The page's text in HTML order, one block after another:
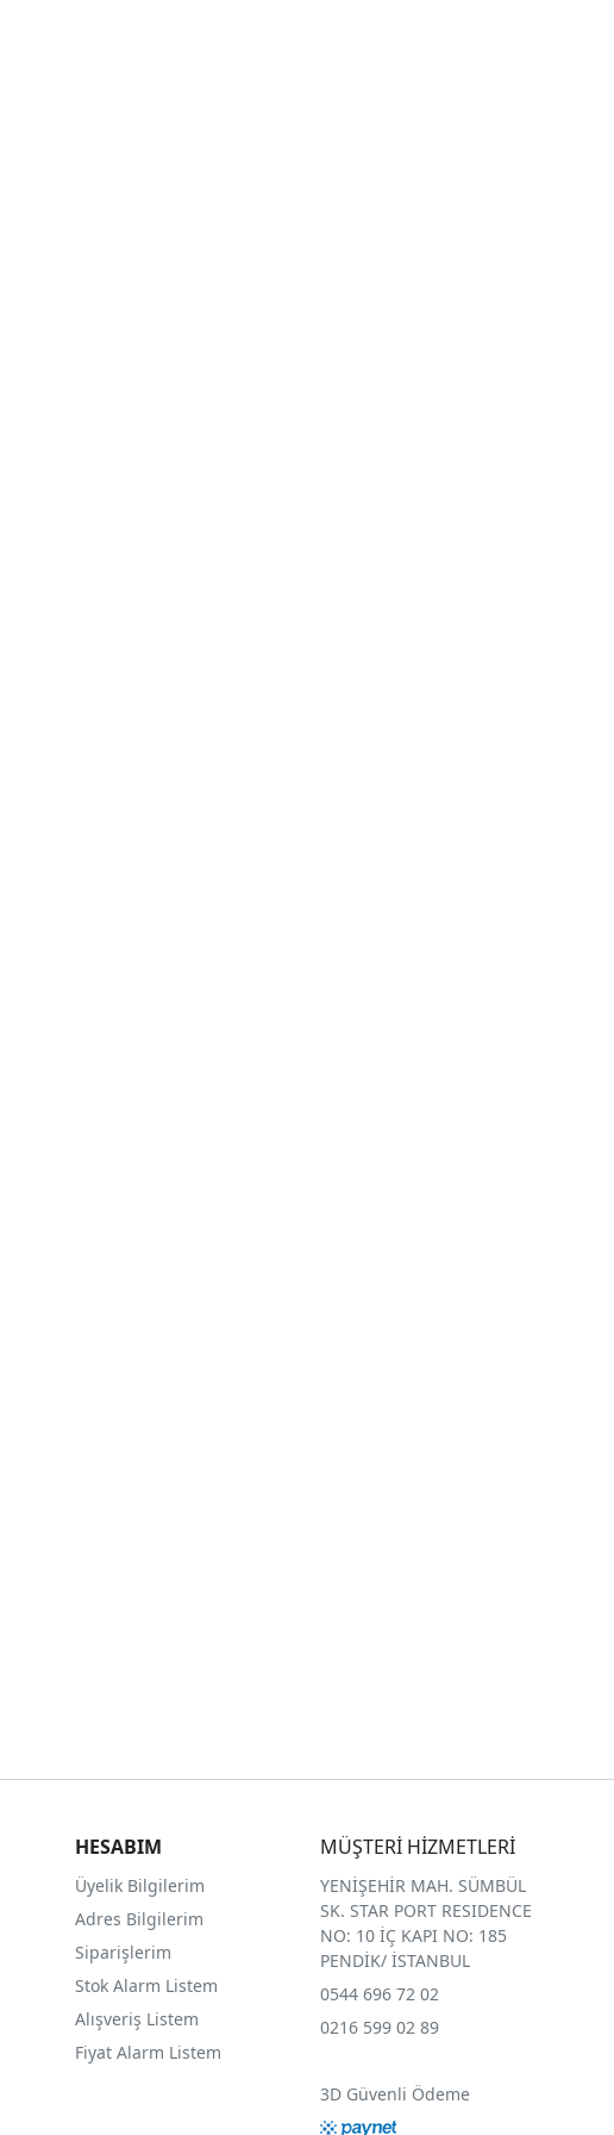
HESABIM
Üyelik Bilgilerim
Adres Bilgilerim
Siparişlerim
Stok Alarm Listem
Alışveriş Listem
Fiyat Alarm Listem
MÜŞTERİ HİZMETLERİ
YENİŞEHİR MAH. SÜMBÜL
SK. STAR PORT RESIDENCE
NO: 10 İÇ KAPI NO: 185
PENDİK/ İSTANBUL
0544 696 72 02
0216 599 02 89
3D Güvenli Ödeme